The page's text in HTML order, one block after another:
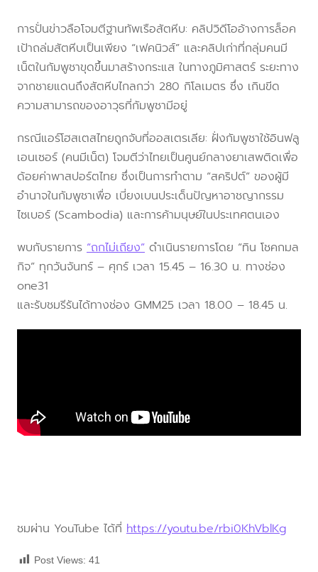
การปั่นข่าวลือโจมตีฐานทัพเรือสัตหีบ: คลิปวิดีโออ้างการล็อค
เป้าถล่มสัตหีบเป็นเพียง “เฟคนิวส์” และคลิปเก่าที่กลุ่มคนมี
เน็ตในกัมพูชาขุดขึ้นมาสร้างกระแส ในทางภูมิศาสตร์ ระยะทาง
จากชายแดนถึงสัตหีบไกลกว่า 280 กิโลเมตร ซึ่ง เกินขีด
ความสามารถของอาวุธที่กัมพูชามีอยู่
กรณีแอร์โฮสเตสไทยถูกจับที่ออสเตรเลีย: ฝั่งกัมพูชาใช้อินฟลู
เอนเซอร์ (คนมีเน็ต) โจมตีว่าไทยเป็นศูนย์กลางยาเสพติดเพื่อ
ด้อยค่าพาสปอร์ตไทย ซึ่งเป็นการทำตาม “สคริปต์” ของผู้มี
อำนาจในกัมพูชาเพื่อ เบี่ยงเบนประเด็นปัญหาอาชญากรรม
ไซเบอร์ (Scambodia) และการค้ามนุษย์ในประเทศตนเอง
พบกับรายการ “ถกไม่เถียง” ดำเนินรายการโดย “ทิน โชคกมล
กิจ” ทุกวันจันทร์ – ศุกร์ เวลา 15.45 – 16.30 น. ทางช่อง
one31
และรับชมรีรันได้ทางช่อง GMM25 เวลา 18.00 – 18.45 น.
ชมผ่าน YouTube ได้ที่ https://youtu.be/rbi0KhVblKg
Post Views: 41